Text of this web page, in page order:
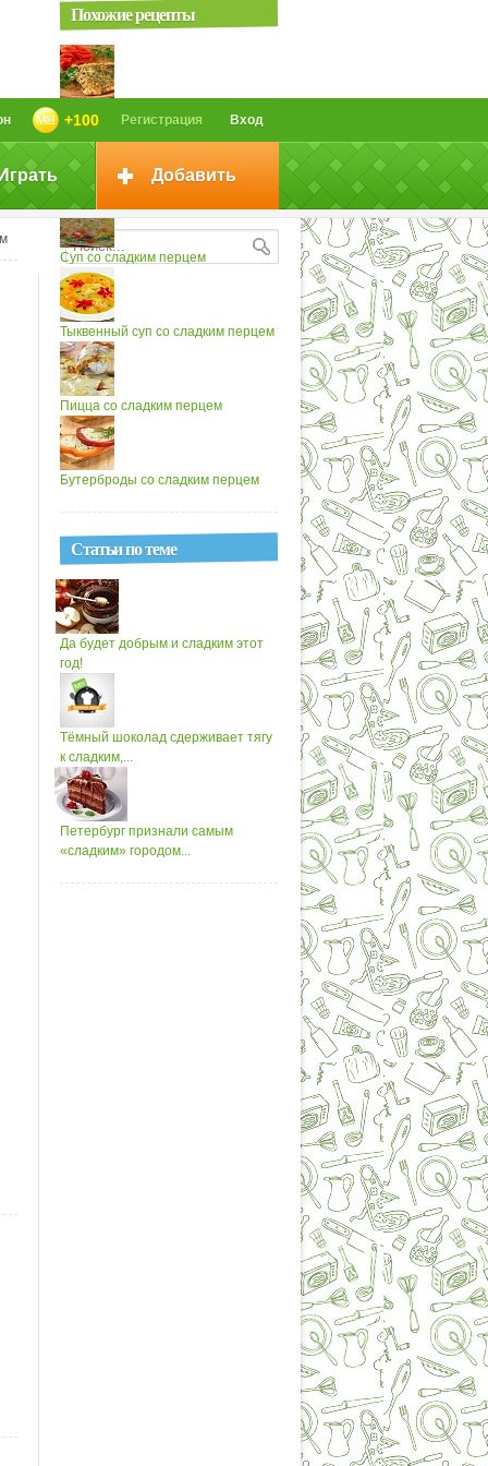
Вход
Регистрация
+100
Добавить
Похожие рецепты
Рис с фасолью и сладким перцем
Суп со сладким перцем
Тыквенный суп со сладким перцем
Пицца со сладким перцем
Бутерброды со сладким перцем
Статьи по теме
Да будет добрым и сладким этот
год!
Тёмный шоколад сдерживает тягу
к сладким,...
Петербург признали самым
«сладким» городом...